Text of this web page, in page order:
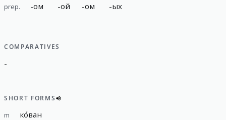
prep. -ом -ой -ом -ых
COMPARATIVES
-
SHORT FORMS
m ко́ван